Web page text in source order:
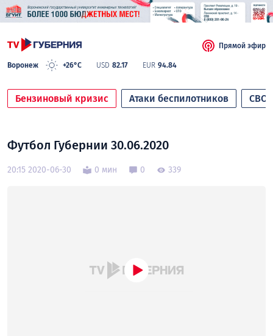
Воронеж +26°C USD 82.17 EUR 94.84
Прямой эфир
Бензиновый кризис Атаки беспилотников СВО
Футбол Губернии 30.06.2020
20:15 2020-06-30 0 мин 0 339